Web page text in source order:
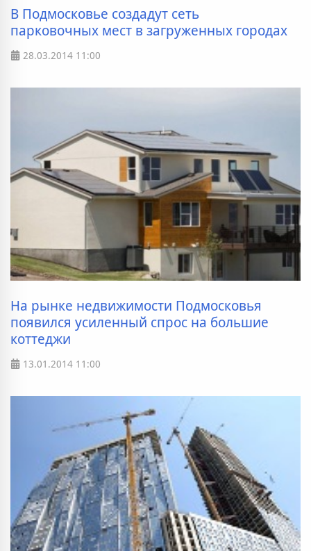
В Подмосковье создадут сеть
парковочных мест в загруженных городах
28.03.2014 11:00
На рынке недвижимости Подмосковья
появился усиленный спрос на большие
коттеджи
13.01.2014 11:00